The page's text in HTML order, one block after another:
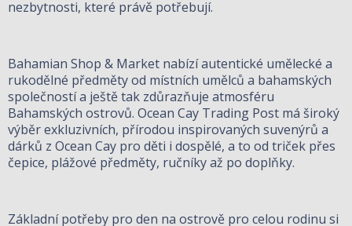
nezbytnosti, které právě potřebují.
Bahamian Shop & Market nabízí autentické umělecké a
rukodělné předměty od místních umělců a bahamských
společností a ještě tak zdůrazňuje atmosféru
Bahamských ostrovů. Ocean Cay Trading Post má široký
výběr exkluzivních, přírodou inspirovaných suvenýrů a
dárků z Ocean Cay pro děti i dospělé, a to od triček přes
čepice, plážové předměty, ručníky až po doplňky.
Základní potřeby pro den na ostrově pro celou rodinu si